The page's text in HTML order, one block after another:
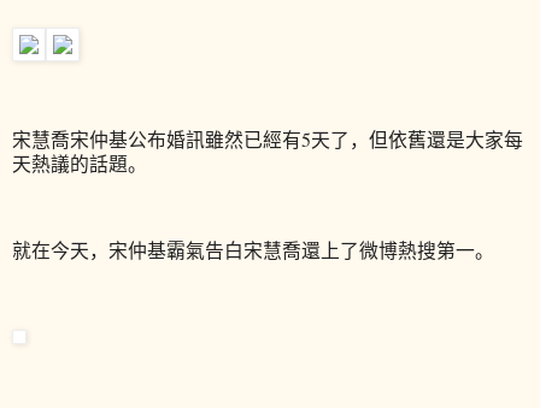
宋慧喬宋仲基公布婚訊雖然已經有5天了，但依舊還是大家每
天熱議的話題。
就在今天，宋仲基霸氣告白宋慧喬還上了微博熱搜第一。